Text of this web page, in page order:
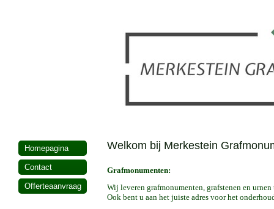
Homepagina
Contact
Offerteaanvraag
Welkom bij Merkestein
Grafmonumenten:
Wij leveren grafmonumenten, grafstenen en
Ook bent u aan het juiste adres voor het